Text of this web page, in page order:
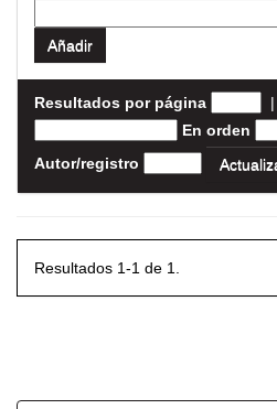
Resultados por página |
En orden
Autor/registro
Resultados 1-1 de 1.